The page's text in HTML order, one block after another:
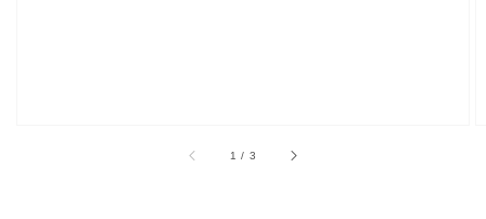
1 / sur
3